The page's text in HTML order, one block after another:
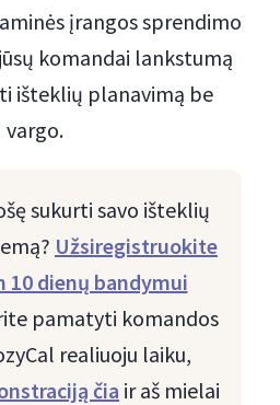
įrangos sprendimo
komandai lankstumą
išteklių planavimą be
vargo.
sukurti savo išteklių
Užsiregistruokite
10 dienų bandymui
pamatyti komandos
realiuoju laiku,
čia ir aš mielai